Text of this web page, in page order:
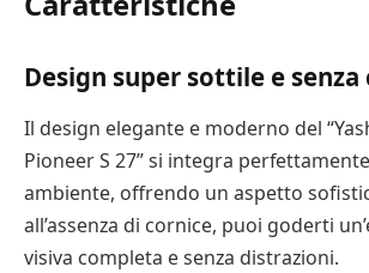
Design super sottile e
Il design elegante e moderno del
Pioneer S 27” si integra
ambiente, offrendo un aspetto
all’assenza di cornice, puoi goderti
visiva completa e senza distrazioni.